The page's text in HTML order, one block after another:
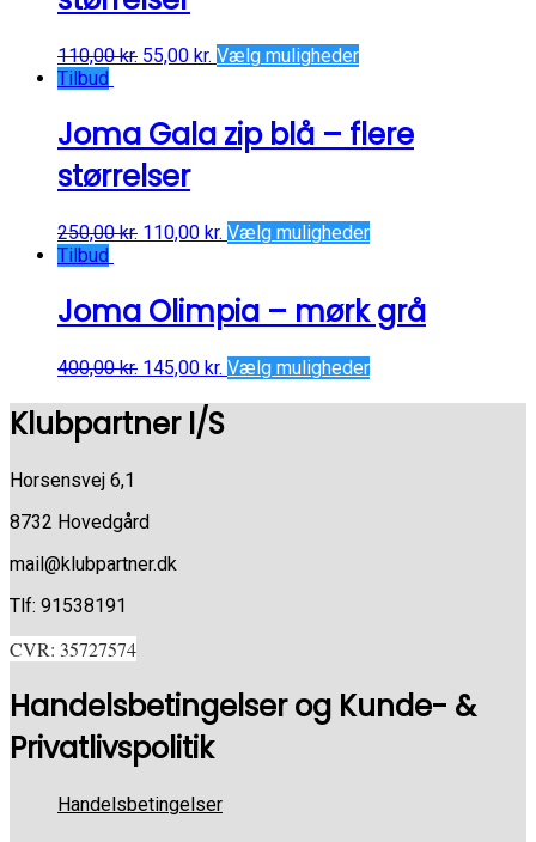
110,00kr. 55,00 kr. Vælg muligheder
Tilbud
Joma Gala zip blå – flere
størrelser
250,00kr. 110,00 kr. Vælg muligheder
Tilbud
Joma Olimpia – mørk grå
400,00kr. 145,00 kr. Vælg muligheder
Klubpartner I/S
Horsensvej 6,1
8732 Hovedgård
mail@klubpartner.dk
Tlf: 91538191
CVR: 35727574
Handelsbetingelser og Kunde- &
Privatlivspolitik
Handelsbetingelser